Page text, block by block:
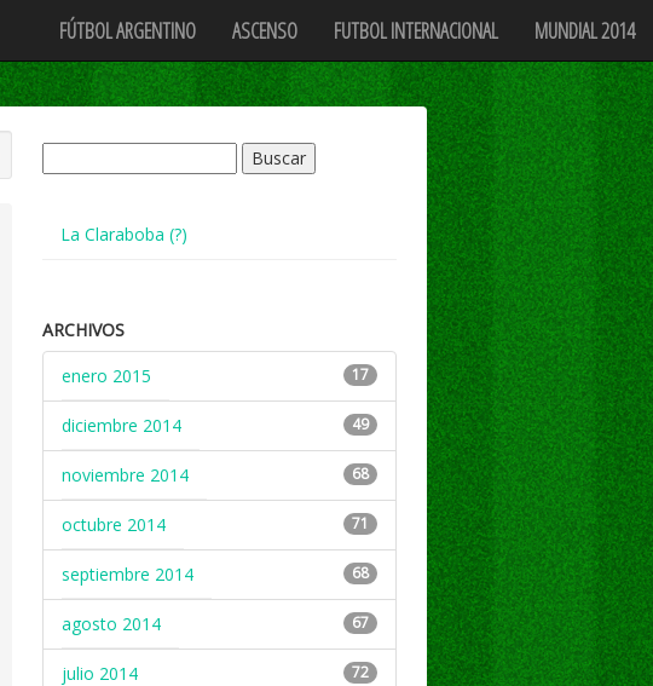
FÚTBOL ARGENTINO ASCENSO FUTBOL INTERNACIONAL MUNDIAL 2014
La Claraboba (?)
ARCHIVOS
enero 2015
17
diciembre 2014 49
noviembre 2014 68
octubre 2014 71
septiembre 2014 68
agosto 2014 67
julio 2014 72